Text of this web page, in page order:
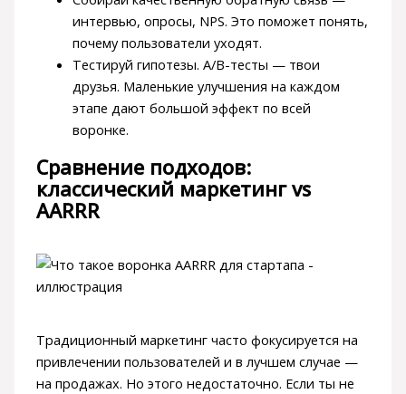
интервью, опросы, NPS. Это поможет понять,
почему пользователи уходят.
Тестируй гипотезы. A/B-тесты — твои
друзья. Маленькие улучшения на каждом
этапе дают большой эффект по всей
воронке.
Сравнение подходов:
классический маркетинг vs
AARRR
Традиционный маркетинг часто фокусируется на
привлечении пользователей и в лучшем случае —
на продажах. Но этого недостаточно. Если ты не